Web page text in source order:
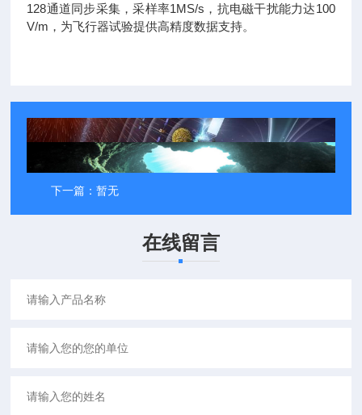
128通道同步采集，采样率1MS/s，抗电磁干扰能力达100
V/m，为飞行器试验提供高精度数据支持。
上一篇：军工级电子加固模块
返回列表下一篇：暂无
在线留言